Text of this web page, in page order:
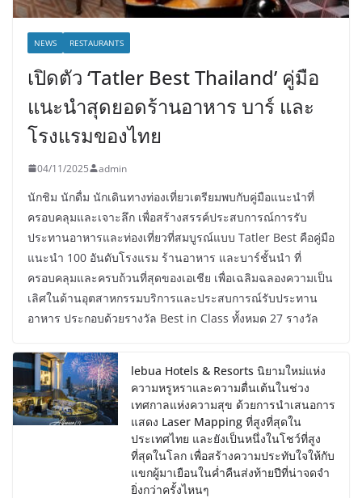
NEWS RESTAURANTS
เปิดตัว ‘Tatler Best Thailand’ คู่มือ
แนะนำสุดยอดร้านอาหาร บาร์ และ
โรงแรมของไทย
04/11/2025 admin
นักชิม นักดื่ม นักเดินทางท่องเที่ยวเตรียมพบกับคู่มือแนะนำที่
ครอบคลุมและเจาะลึก เพื่อสร้างสรรค์ประสบการณ์การรับ
ประทานอาหารและท่องเที่ยวที่สมบูรณ์แบบ Tatler Best คือคู่มือ
แนะนำ 100 อันดับโรงแรม ร้านอาหาร และบาร์ชั้นนำ ที่
ครอบคลุมและครบถ้วนที่สุดของเอเชีย เพื่อเฉลิมฉลองความเป็น
เลิศในด้านอุตสาหกรรมบริการและประสบการณ์รับประทาน
อาหาร ประกอบด้วยรางวัล Best in Class ทั้งหมด 27 รางวัล
lebua Hotels & Resorts นิยามใหม่แห่ง
ความหรูหราและความตื่นเต้นในช่วง
เทศกาลแห่งความสุข ด้วยการนำเสนอการ
แสดง Laser Mapping ที่สูงที่สุดใน
ประเทศไทย และยังเป็นหนึ่งในโชว์ที่สูง
ที่สุดในโลก เพื่อสร้างความประทับใจให้กับ
แขกผู้มาเยือนในค่ำคืนส่งท้ายปีที่น่าจดจำ
ยิ่งกว่าครั้งไหนๆ